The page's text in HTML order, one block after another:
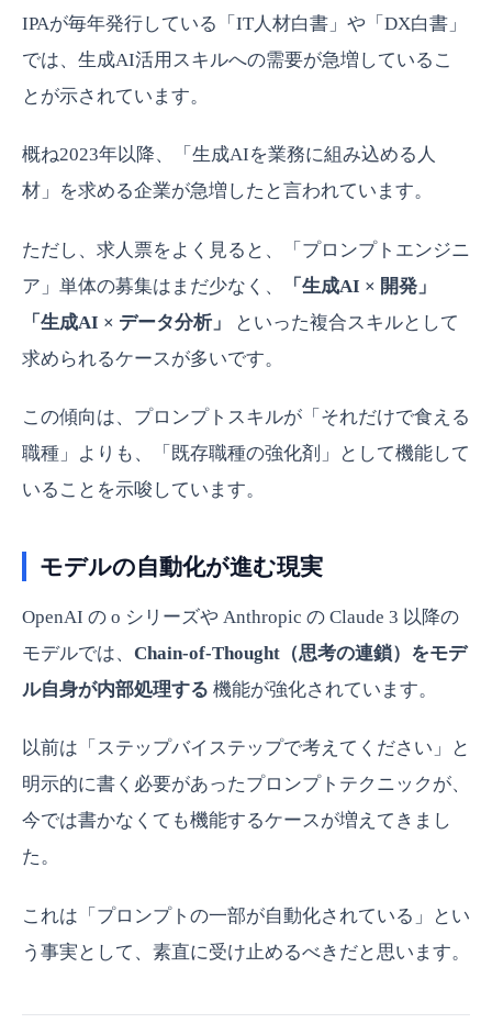
IPAが毎年発行している「IT人材白書」や「DX白書」
では、生成AI活用スキルへの需要が急増しているこ
とが示されています。
概ね2023年以降、「生成AIを業務に組み込める人
材」を求める企業が急増したと言われています。
ただし、求人票をよく見ると、「プロンプトエンジニ
ア」単体の募集はまだ少なく、
「生成AI × 開発」
「生成AI × データ分析」
といった複合スキルとして
求められるケースが多いです。
この傾向は、プロンプトスキルが「それだけで食える
職種」よりも、「既存職種の強化剤」として機能して
いることを示唆しています。
モデルの自動化が進む現実
OpenAI の o シリーズや Anthropic の Claude 3 以降の
モデルでは、 Chain-of-Thought（思考の連鎖）をモデ
ル自身が内部処理する 機能が強化されています。
以前は「ステップバイステップで考えてください」と
明示的に書く必要があったプロンプトテクニックが、
今では書かなくても機能するケースが増えてきまし
た。
これは「プロンプトの一部が自動化されている」とい
う事実として、素直に受け止めるべきだと思います。